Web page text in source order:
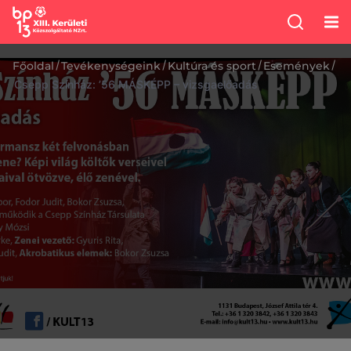
Főoldal/Tevékenységeink/Kultúra és sport/Események/
Csepp Színház: ’56 MÁSKÉPP – vizsgaelőadás